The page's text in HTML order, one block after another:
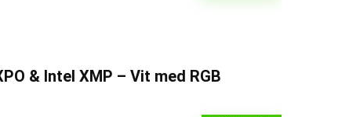
& Intel XMP – Vit med RGB